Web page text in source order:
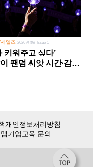
일즈 2026년 8월 Issue 1
키워주고 싶다’
팬덤 씨앗 시간·감정
개인정보처리방침
기업교육 문의